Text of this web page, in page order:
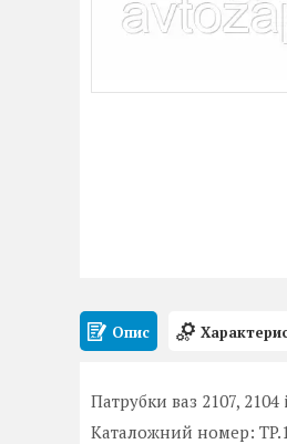
Опис
Патрубки ваз 2107,
Каталожний номер: